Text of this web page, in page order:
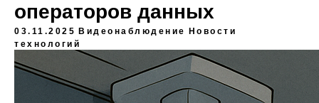
операторов данных
03.11.2025 Видеонаблюдение
Новости
технологий